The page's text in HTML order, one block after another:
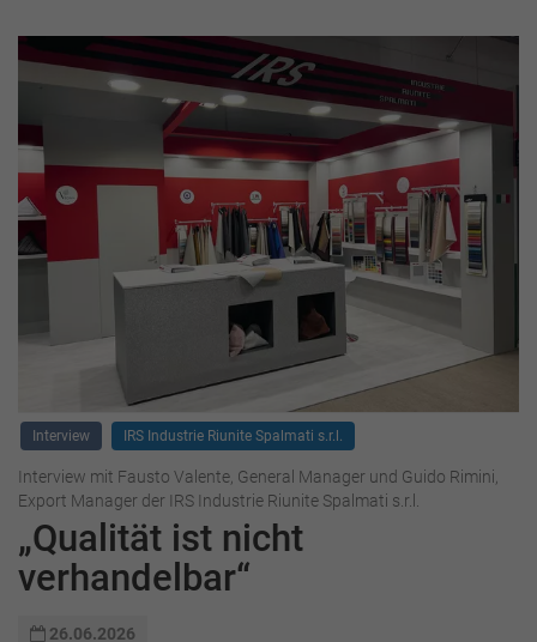
Interview IRS Industrie Riunite Spalmati s.r.l.
Interview mit Fausto Valente, General Manager und Guido Rimini,
Export Manager der IRS Industrie Riunite Spalmati s.r.l.
„Qualität ist nicht
verhandelbar“
26.06.2026